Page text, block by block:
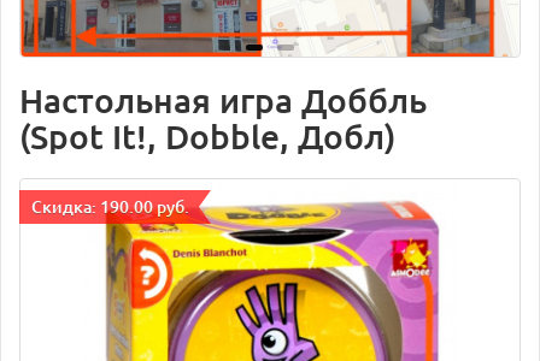
Настольная игра Доббль
(Spot It!, Dobble, Добл)
Cкидка: 190.00 руб.